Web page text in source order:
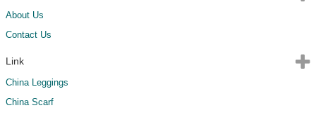
About Us
Contact Us
Link
China Leggings
China Scarf